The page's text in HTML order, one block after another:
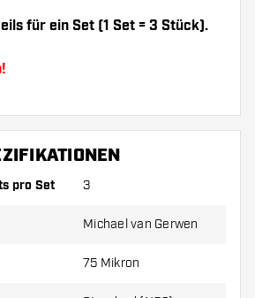
für ein Set (1 Set = 3 Stück).
Ersatz Flights und
andere Dicke der Flights aus,
welche Variante am besten
pro Set 3
Michael van Gerwen
75 Mikron